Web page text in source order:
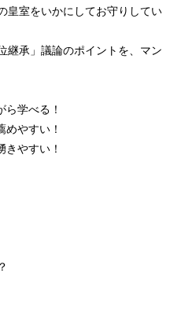
皇室をいかにしてお守りしてい
継承」議論のポイントを、マン
学べる！
やすい！
やすい！